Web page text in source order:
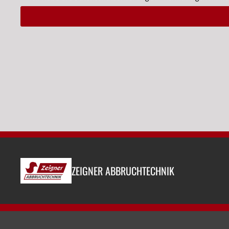
ZEIGNER ABBRUCHTECHNIK